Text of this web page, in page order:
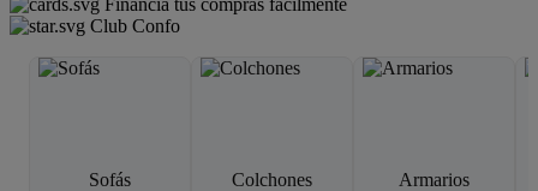
Financia tus compras fácilmente
Club Confo
Sofás Colchones Armarios